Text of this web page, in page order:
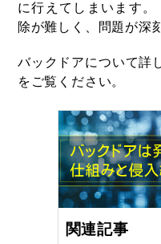
に行えてしまいます
除が難しく、問題が深
バックドアについて詳
をご覧ください。
関連記事